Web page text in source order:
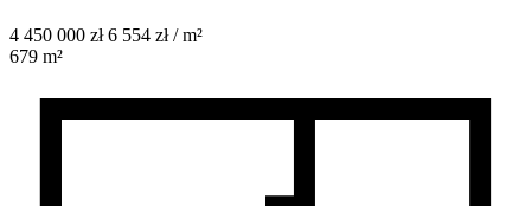
4 450 000 zł 6 554 zł / m²
679 m²